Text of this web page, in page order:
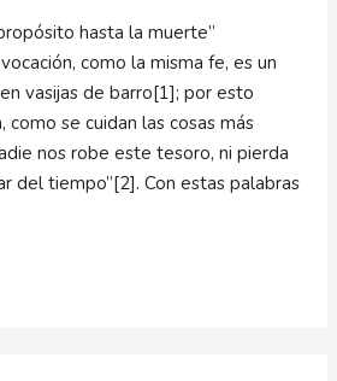
hasta la muerte”
como la misma fe, es un
vasijas de barro[1]; por esto
como se cuidan las cosas más
nos robe este tesoro, ni pierda
del tiempo”[2]. Con estas palabras